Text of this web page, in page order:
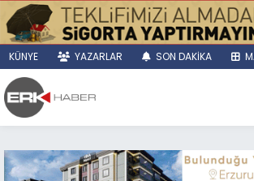
KÜNYE YAZARLAR SON DAKİKA